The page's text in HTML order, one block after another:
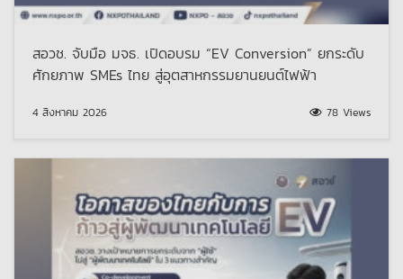
สอวช. จับมือ มจธ. เปิดอบรม “EV Conversion” ยกระดับ
ศักยภาพ SMEs ไทย สู่อุตสาหกรรมยานยนต์ไฟฟ้า
4 สิงหาคม 2026 78 Views